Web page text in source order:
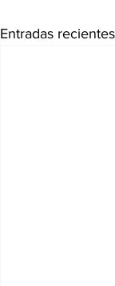
Entradas recientes